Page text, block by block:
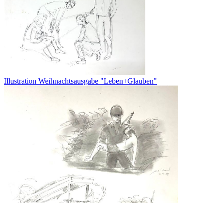
Illustration Weihnachtsausgabe "Leben+Glauben"